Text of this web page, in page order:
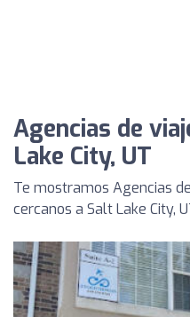
Agencias de
Lake City, UT
Te mostramos Agencias
cercanos a Salt Lake City,